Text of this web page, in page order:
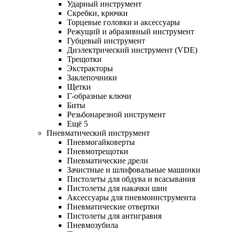
Ударный инструмент
Скребки, крючки
Торцевые головки и аксессуары
Режущий и абразивный инструмент
Губцевый инструмент
Диэлектрический инструмент (VDE)
Трещотки
Экстракторы
Заклепочники
Щетки
Г-образные ключи
Биты
Резьбонарезной инструмент
Ещё 5
Пневматический инструмент
Пневмогайковерты
Пневмотрещотки
Пневматические дрели
Зачистные и шлифовальные машинки
Пистолеты для обдува и всасывания
Пистолеты для накачки шин
Аксессуары для пневмоинструмента
Пневматические отвертки
Пистолеты для антигравия
Пневмозубила